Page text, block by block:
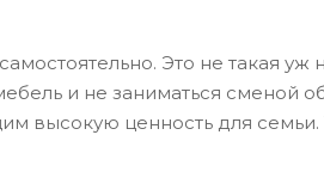
Это не такая
и не заниматься сменой
ценность для семьи.